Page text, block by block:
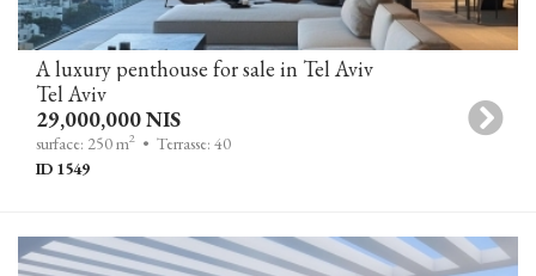
A luxury penthouse for sale in Tel Aviv
Tel Aviv
29,000,000 NIS
surface: 250 m2 • Terrasse: 40
ID 1549